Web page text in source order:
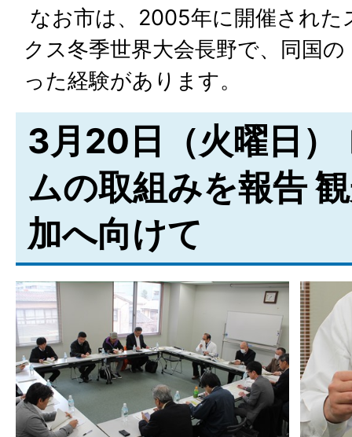
なお市は、2005年に開催され
クス冬季世界大会長野で、同国
った経験があります。
3月20日（火曜日）
ムの取組みを報告
加へ向けて